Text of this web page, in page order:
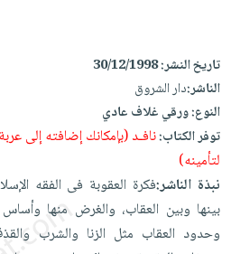
iKitab
على
Android
تحميل
iKitab
على
Apple
masmu3
على
Apple
القراءة
جوائز
أجهزة
العناية
الشخصية
العناية
وتصفيف
الشعر
العناية
بالجسم
المطبخ
والسفرة
الكل
أواني
الطهي
أدوات
متجر
الهدايا
أقسام
تاريخ النشر:30/12/1998
الناشر:دار الشروق
النوع:ورقي غلاف عادي
توفر الكتاب:نافـد (بإمكانك إضافته إلى
لتأمينه)
نبذة الناشر:فكرة العقوبة فى الفقه
بينها وبين العقاب، والغرض منها
وحدود العقاب مثل الزنا والشرب